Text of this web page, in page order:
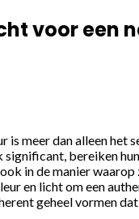
voor een
is meer dan alleen
bereiken
in de manier
en licht om een
geheel vormen